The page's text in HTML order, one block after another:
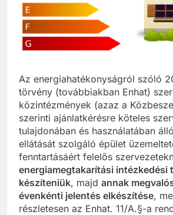
Az energiahatékonyságról szóló
törvény (továbbiakban Enhat)
közintézmények (azaz a
szerinti ajánlatkérésre köteles
tulajdonában és használatában
ellátását szolgáló épület
fenntartásáért felelős
energiamegtakarítási intézkedési
készíteniük, majd annak
évenkénti jelentés elkészítése,
részletesen az Enhat. 11/A.§-a